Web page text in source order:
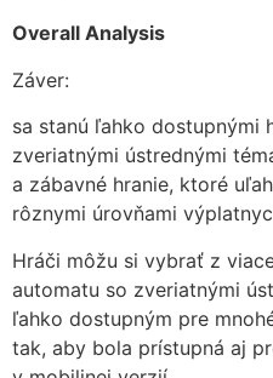
Overall Analysis
Záver:
sa stanú ľahko dostupnými
zveriatnými ústrednými
a zábavné hranie, ktoré
rôznymi úrovňami
Hráči môžu si vybrať z
automatu so zveriatnými
ľahko dostupným pre
tak, aby bola prístupná aj